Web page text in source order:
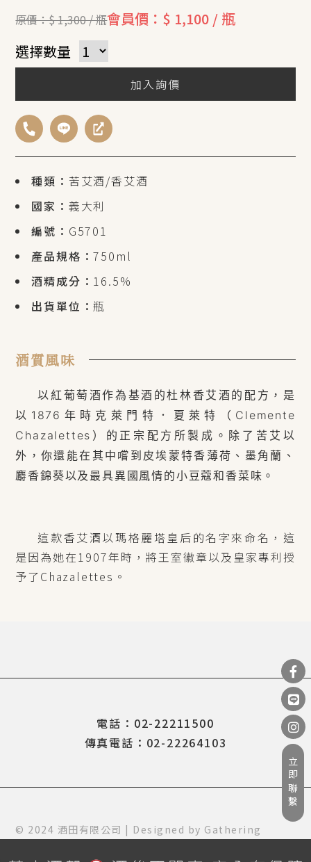
種類： 苦艾酒/香艾酒
國家： 義大利
編號： G5701
產品規格：750ml
酒精成分： 16.5%
出貨單位：瓶
原價：$ 1,300 / 瓶會員價：$ 1,100 / 瓶
選擇數量
加入詢價
酒質風味
以紅葡萄酒作為基酒的杜林香艾酒的配方，是
以1876年時克萊門特．夏萊特（Clemente
Chazalettes）的正宗配方所製成。除了苦艾以
外，你還能在其中嚐到皮埃蒙特香薄荷、墨角蘭、
麝香錦葵以及最具異國風情的小豆蔻和香菜味。
這款香艾酒以瑪格麗塔皇后的名字來命名，這
是因為她在1907年時，將王室徽章以及皇家專利授
予了Chazalettes。
立即聯繫
電話：02-22211500
傳真電話：02-22264103
© 2024 酒田有限公司 | Designed by Gathering